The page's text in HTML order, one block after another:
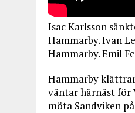
Isac Karlsson
Hammarby. Ivan
Hammarby. Emil
Hammarby
väntar härnäst för
möta Sandviken